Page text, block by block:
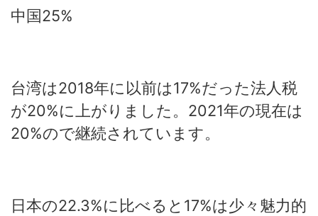
中国25%
台湾は2018年に以前は17%だった法人税
が20%に上がりました。2021年の現在は
20%ので継続されています。
日本の22.3%に比べると17%は少々魅力的